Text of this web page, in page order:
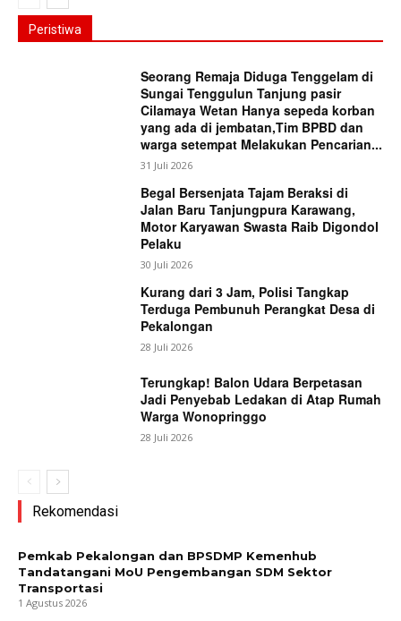
Peristiwa
Seorang Remaja Diduga Tenggelam di
Sungai Tenggulun Tanjung pasir
Cilamaya Wetan Hanya sepeda korban
yang ada di jembatan,Tim BPBD dan
warga setempat Melakukan Pencarian...
31 Juli 2026
Begal Bersenjata Tajam Beraksi di
Jalan Baru Tanjungpura Karawang,
Motor Karyawan Swasta Raib Digondol
Pelaku
30 Juli 2026
Kurang dari 3 Jam, Polisi Tangkap
Terduga Pembunuh Perangkat Desa di
Pekalongan
28 Juli 2026
Terungkap! Balon Udara Berpetasan
Jadi Penyebab Ledakan di Atap Rumah
Warga Wonopringgo
28 Juli 2026
Rekomendasi
Pemkab Pekalongan dan BPSDMP Kemenhub
Tandatangani MoU Pengembangan SDM Sektor
Transportasi
1 Agustus 2026